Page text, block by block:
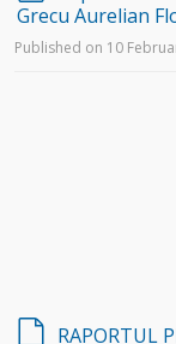
e
a
Grecu Aurelian
Published on 10
dRAPORTUL